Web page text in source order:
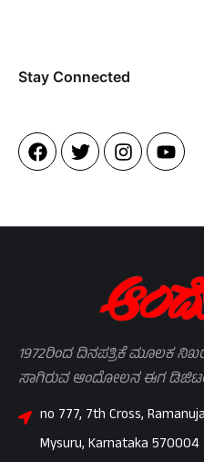
Stay Connected​
1972ರಿಂದ ದಿನಪತ್ರಿಕೆ ಮೂಲಕ
ಸಾಗಿರುವ ಆಂದೋಲನ ಈಗ
no 777, 7th Cross,
Mysuru, Karnataka 570004